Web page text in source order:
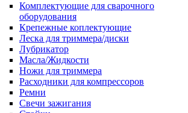
Комплектующие для сварочного
оборудования
Крепежные коплектующие
Леска для триммера/диски
Лубрикатор
Масла/Жидкости
Ножи для триммера
Расходники для компрессоров
Ремни
Свечи зажигания